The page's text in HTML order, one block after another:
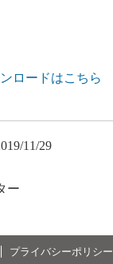
ロードはこちら
11/29
ー
プライバシーポリシー